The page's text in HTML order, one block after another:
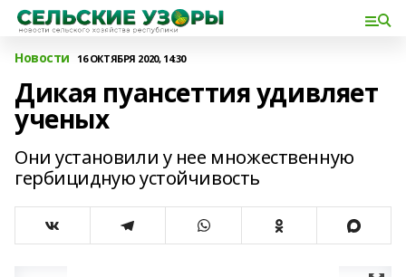
Новости 16 ОКТЯБРЯ 2020, 14:30
Дикая пуансеттия удивляет
ученых
Они установили у нее множественную
гербицидную устойчивость